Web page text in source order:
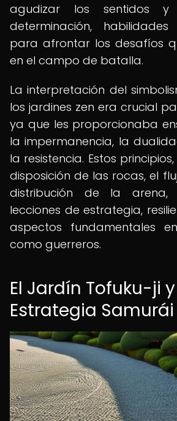
agudizar los sentidos y
determinación, habilidades
para afrontar los desafíos
en el campo de batalla.
La interpretación del
los jardines zen era crucial
ya que les proporcionaba
la impermanencia, la
la resistencia. Estos
disposición de las rocas, el
distribución de la arena,
lecciones de estrategia,
aspectos fundamentales
como guerreros.
El Jardín Tofuku-ji
Estrategia Samurái